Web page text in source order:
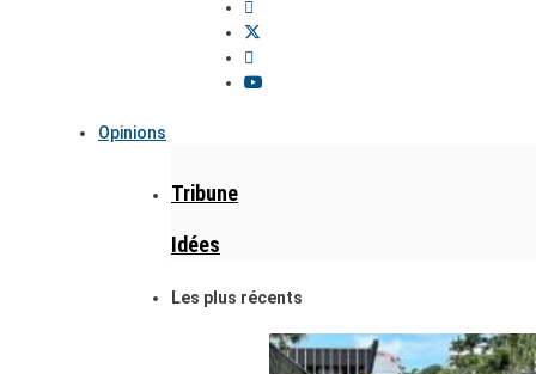
Opinions
Tribune
Idées
Les plus récents